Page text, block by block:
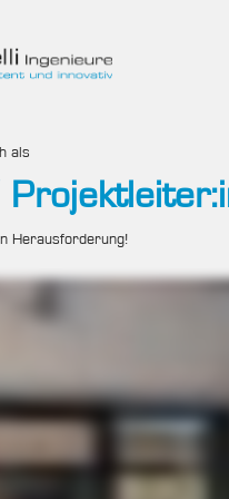
als
Herausforderung!